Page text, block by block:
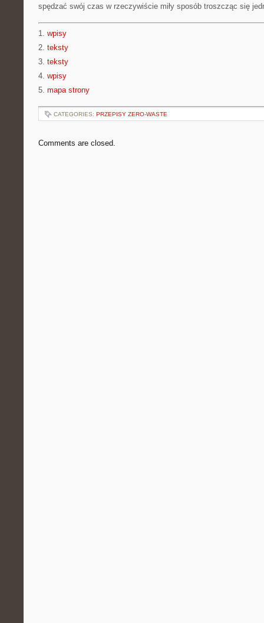
spędzać swój czas w rzeczywiście miły sposób troszcząc się
1. wpisy
2. teksty
3. teksty
4. wpisy
5. mapa strony
CATEGORIES: PRZEPISY ZERO-WASTE
Comments are closed.